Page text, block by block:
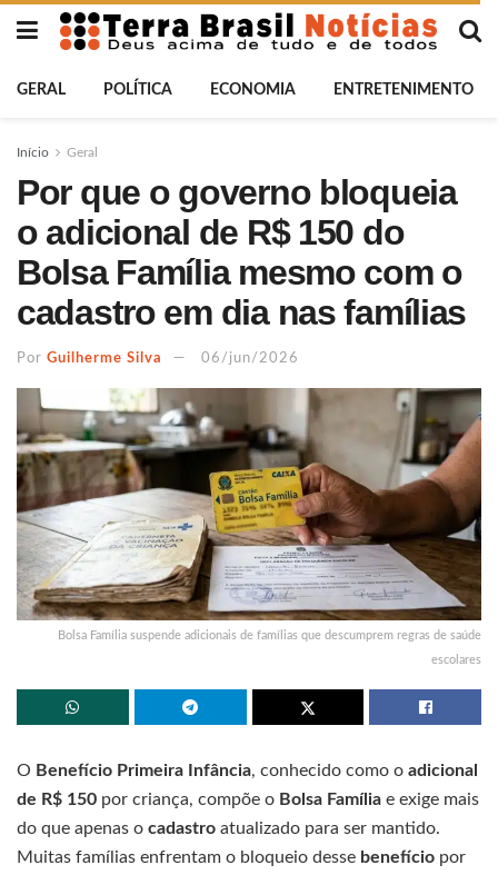
GERAL POLÍTICA ECONOMIA ENTRETENIMENTO
Início Geral
Por que o governo bloqueia
o adicional de R$ 150 do
Bolsa Família mesmo com o
cadastro em dia nas famílias
Por Guilherme Silva 06/jun/2026
Bolsa Família suspende adicionais de famílias que descumprem regras de saúde
escolares
O Benefício Primeira Infância, conhecido como o adicional
de R$ 150 por criança, compõe o Bolsa Família e exige mais
do que apenas o cadastro atualizado para ser mantido.
Muitas famílias enfrentam o bloqueio desse benefício por